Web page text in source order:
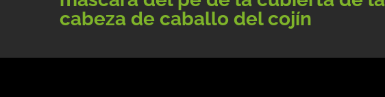
cabeza de caballo del cojín